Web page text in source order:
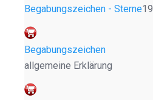
Begabungszeichen - Sterne19
Begabungszeichen
allgemeine Erklärung